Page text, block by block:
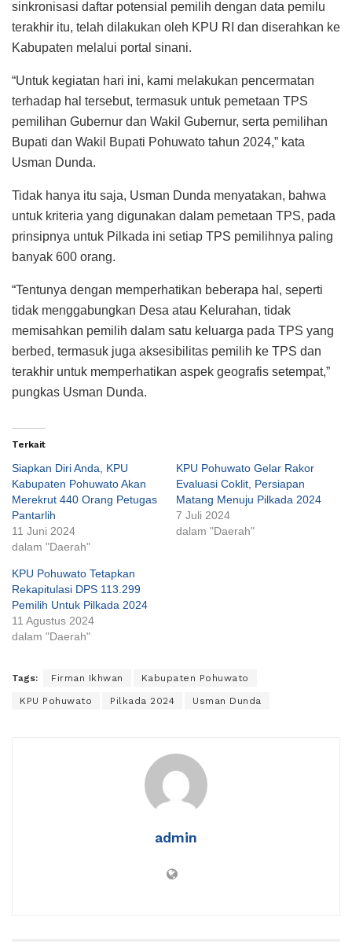
sinkronisasi daftar potensial pemilih dengan data pemilu
terakhir itu, telah dilakukan oleh KPU RI dan diserahkan ke
Kabupaten melalui portal sinani.
“Untuk kegiatan hari ini, kami melakukan pencermatan
terhadap hal tersebut, termasuk untuk pemetaan TPS
pemilihan Gubernur dan Wakil Gubernur, serta pemilihan
Bupati dan Wakil Bupati Pohuwato tahun 2024,” kata
Usman Dunda.
Tidak hanya itu saja, Usman Dunda menyatakan, bahwa
untuk kriteria yang digunakan dalam pemetaan TPS, pada
prinsipnya untuk Pilkada ini setiap TPS pemilihnya paling
banyak 600 orang.
“Tentunya dengan memperhatikan beberapa hal, seperti
tidak menggabungkan Desa atau Kelurahan, tidak
memisahkan pemilih dalam satu keluarga pada TPS yang
berbed, termasuk juga aksesibilitas pemilih ke TPS dan
terakhir untuk memperhatikan aspek geografis setempat,”
pungkas Usman Dunda.
Terkait
Siapkan Diri Anda, KPU
Kabupaten Pohuwato Akan
Merekrut 440 Orang Petugas
Pantarlih
11 Juni 2024
dalam "Daerah"
KPU Pohuwato Gelar Rakor
Evaluasi Coklit, Persiapan
Matang Menuju Pilkada 2024
7 Juli 2024
dalam "Daerah"
KPU Pohuwato Tetapkan
Rekapitulasi DPS 113.299
Pemilih Untuk Pilkada 2024
11 Agustus 2024
dalam "Daerah"
Tags: Firman Ikhwan Kabupaten Pohuwato
KPU Pohuwato Pilkada 2024 Usman Dunda
admin